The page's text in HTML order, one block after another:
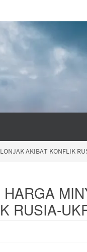
AKIBAT KONFLIK
RUSIA-